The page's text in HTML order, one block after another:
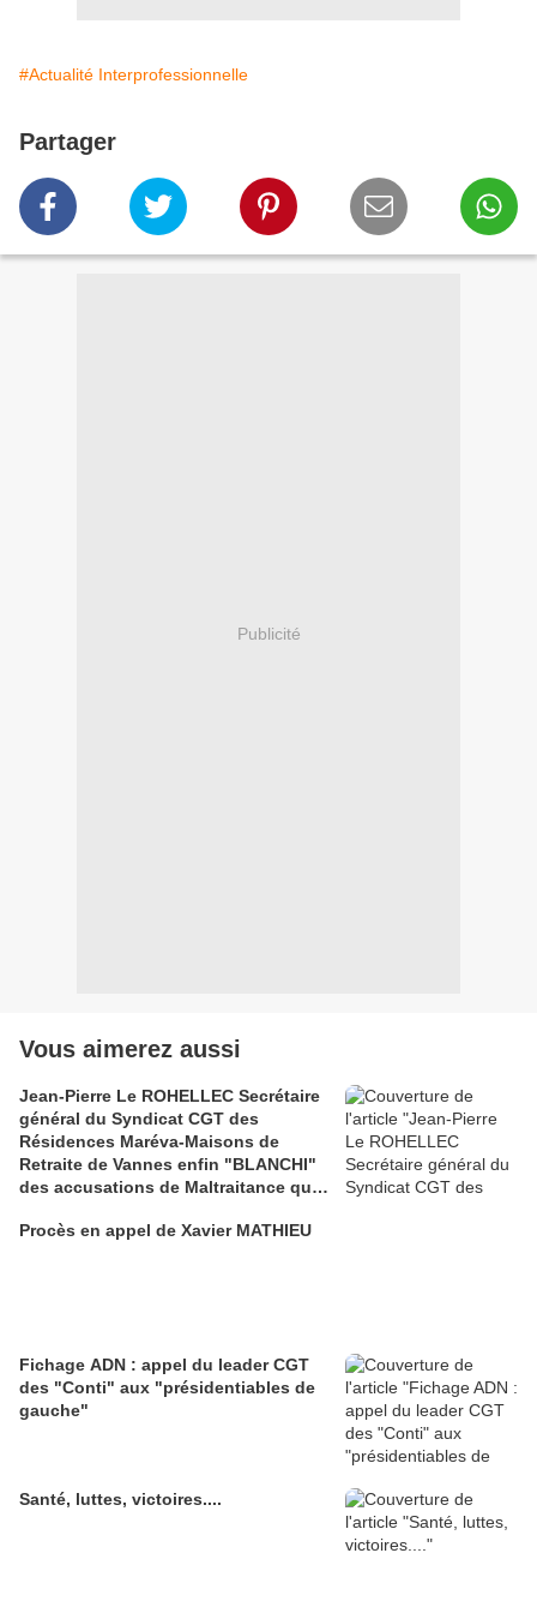
#Actualité Interprofessionnelle
Partager
Publicité
Vous aimerez aussi
Jean-Pierre Le ROHELLEC Secrétaire
général du Syndicat CGT des
Résidences Maréva-Maisons de
Retraite de Vannes enfin "BLANCHI"
des accusations de Maltraitance qui
Procès en appel de Xavier MATHIEU
Fichage ADN : appel du leader CGT
des "Conti" aux "présidentiables de
gauche"
Santé, luttes, victoires....